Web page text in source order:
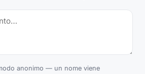
anonimo — un nome viene